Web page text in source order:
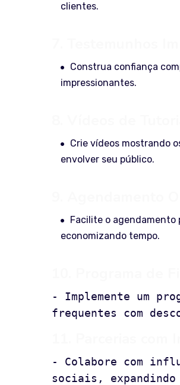
clientes.
Construa confiança
impressionantes.
Crie vídeos mostrando
envolver seu público.
Facilite o agendamento
economizando tempo.
- Implemente um
frequentes com
- Colabore com
sociais, expandindo